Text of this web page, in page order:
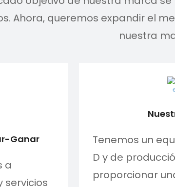
Ahora, queremos expandir el
nuestra
Ganar
a
servicios
Tenemos un
D y de
proporcionar